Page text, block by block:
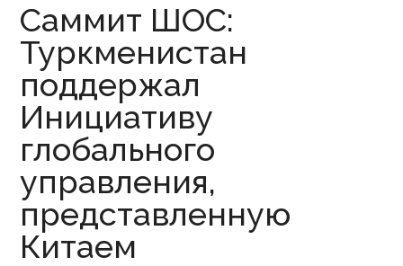
Саммит ШОС:
Туркменистан
поддержал
Инициативу
глобального
управления,
представленную
Китаем